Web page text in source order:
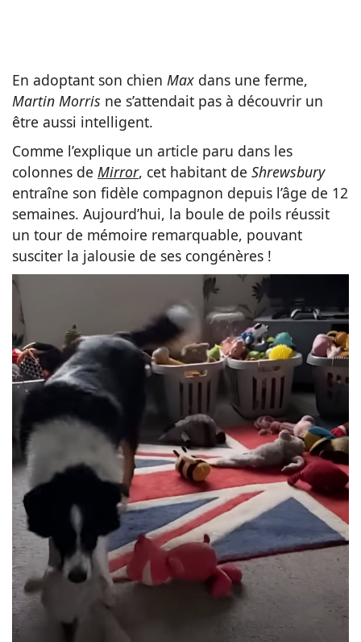
En adoptant son chien Max dans une ferme,
Martin Morris ne s’attendait pas à découvrir un
être aussi intelligent.
Comme l’explique un article paru dans les
colonnes de Mirror, cet habitant de Shrewsbury
entraîne son fidèle compagnon depuis l’âge de 12
semaines. Aujourd’hui, la boule de poils réussit
un tour de mémoire remarquable, pouvant
susciter la jalousie de ses congénères !